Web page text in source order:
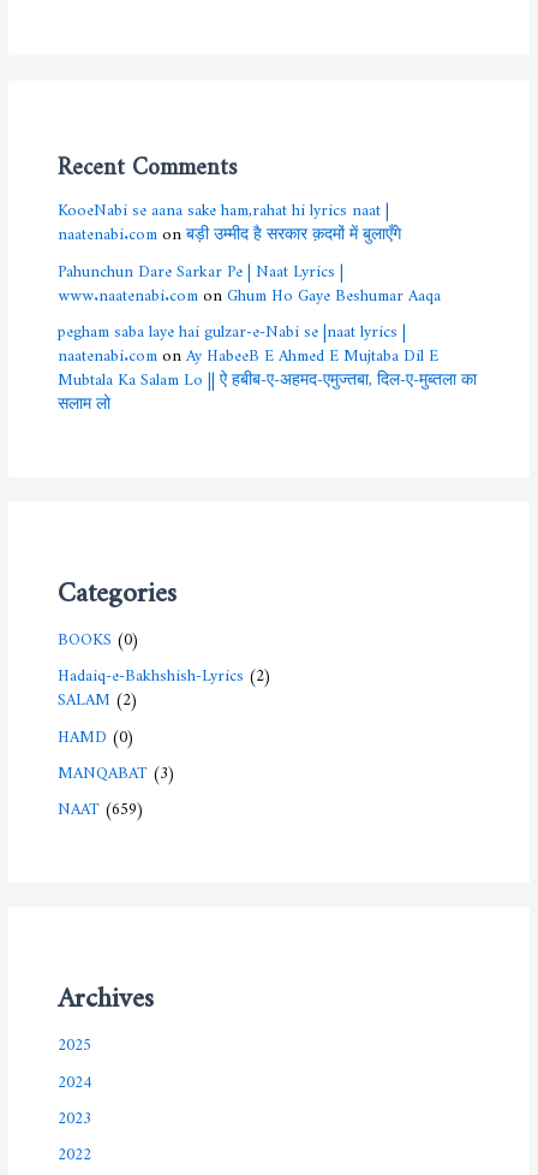
Recent Comments
KooeNabi se aana sake ham,rahat hi lyrics naat |
naatenabi.comonबड़ी उम्मीद है सरकार क़दमों में बुलाएँगे
Pahunchun Dare Sarkar Pe | Naat Lyrics |
www.naatenabi.comonGhum Ho Gaye Beshumar Aaqa
pegham saba laye hai gulzar-e-Nabi se |naat lyrics |
naatenabi.comonAy HabeeB E Ahmed E Mujtaba Dil E
Mubtala Ka Salam Lo || ऐ हबीब-ए-अहमद-एमुज्तबा, दिल-ए-मुब्तला का
सलाम लो
Categories
BOOKS(0)
Hadaiq-e-Bakhshish-Lyrics(2)
SALAM(2)
HAMD(0)
MANQABAT(3)
NAAT(659)
Archives
2025
2024
2023
2022